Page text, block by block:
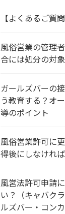
【よくあるご質
風俗営業の管理
合には処分の対
ガールズバーの
う教育する？オ
導のポイント
風俗営業許可に
得後にしなけれ
風営法許可申請
い？（キャバク
ルズバー・コンカ